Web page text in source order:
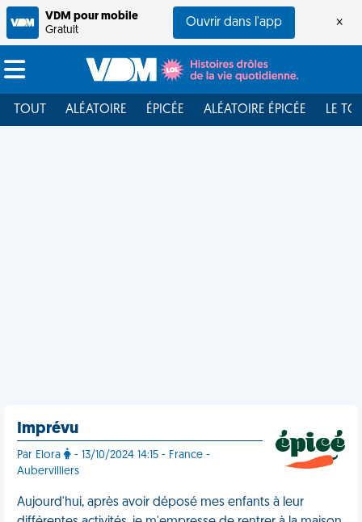
VDM pour mobile
Gratuit
Ouvrir dans l'app ×
TOUT ALÉATOIRE ÉPICÉE ALÉATOIRE ÉPICÉE LE
Imprévu
Par Elora
- 13/10/2024 14:15 - France -
Aubervilliers
Aujourd'hui, après avoir déposé mes enfants à leur